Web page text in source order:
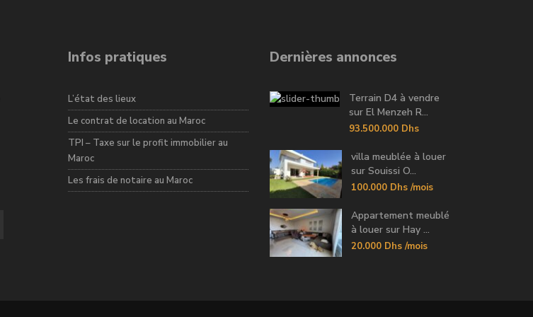
Infos pratiques
L’état des lieux
Le contrat de location au Maroc
TPI – Taxe sur le profit immobilier au
Maroc
Les frais de notaire au Maroc
Dernières annonces
Terrain D4 à vendre
sur El Menzeh R...
93.500.000 Dhs
villa meublée à louer
sur Souissi O...
100.000 Dhs /mois
Appartement meublé
à louer sur Hay ...
20.000 Dhs /mois